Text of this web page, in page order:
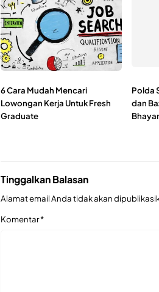
6 Cara Mudah Mencari
Lowongan Kerja Untuk Fresh
Graduate
Polda
dan
Tinggalkan Balasan
Alamat email Anda tidak akan
Komentar*